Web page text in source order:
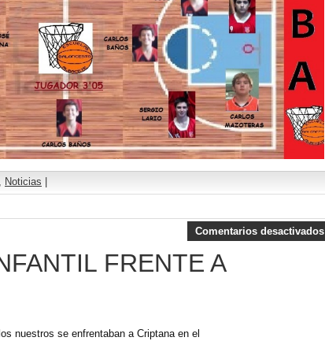
, Noticias
Comentarios desactivados
FRENTE A
nuestros se enfrentaban a Criptana en el